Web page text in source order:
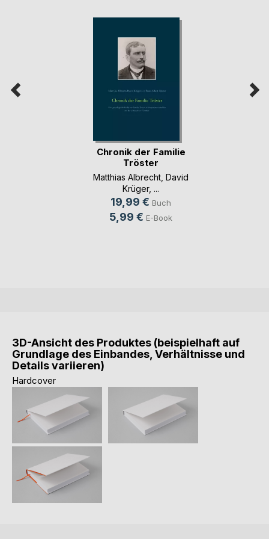
Chronik der Familie
Tröster
Matthias Albrecht David
Krüger, ...
19,99 € Buch
5,99 € E-Book
3D-Ansicht des Produktes (beispielhaft auf
Grundlage des Einbandes, Verhältnisse und
Details variieren)
Hardcover